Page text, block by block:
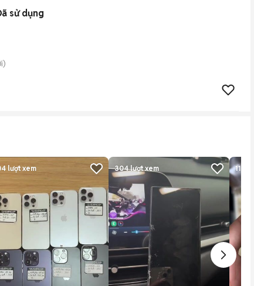
sử dụng
lượt xem 304lượt xem 117